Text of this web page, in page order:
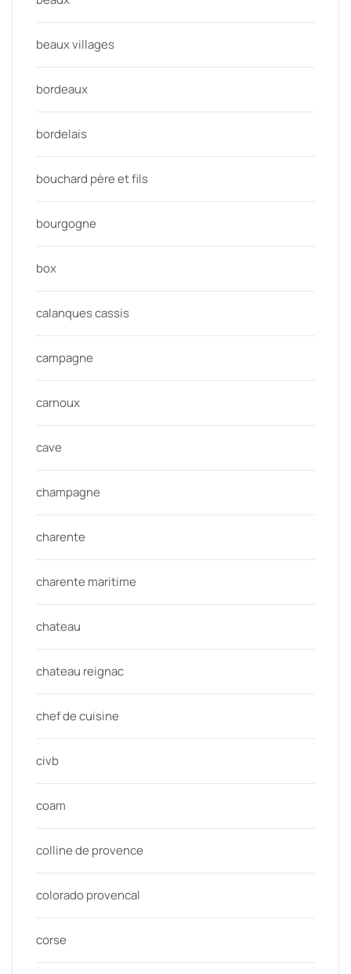
beaux villages
bordeaux
bordelais
bouchard père et fils
bourgogne
box
calanques cassis
campagne
carnoux
cave
champagne
charente
charente maritime
chateau
chateau reignac
chef de cuisine
civb
coam
colline de provence
colorado provencal
corse